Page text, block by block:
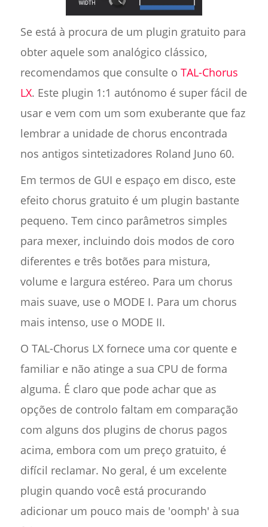
Se está à procura de um plugin gratuito para
obter aquele som analógico clássico,
recomendamos que consulte o TAL-Chorus
LX. Este plugin 1:1 autónomo é super fácil de
usar e vem com um som exuberante que faz
lembrar a unidade de chorus encontrada
nos antigos sintetizadores Roland Juno 60.
Em termos de GUI e espaço em disco, este
efeito chorus gratuito é um plugin bastante
pequeno. Tem cinco parâmetros simples
para mexer, incluindo dois modos de coro
diferentes e três botões para mistura,
volume e largura estéreo. Para um chorus
mais suave, use o MODE I. Para um chorus
mais intenso, use o MODE II.
O TAL-Chorus LX fornece uma cor quente e
familiar e não atinge a sua CPU de forma
alguma. É claro que pode achar que as
opções de controlo faltam em comparação
com alguns dos plugins de chorus pagos
acima, embora com um preço gratuito, é
difícil reclamar. No geral, é um excelente
plugin quando você está procurando
adicionar um pouco mais de 'oomph' à sua